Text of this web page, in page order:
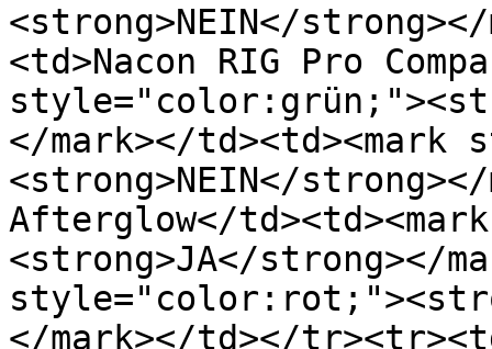
<strong>NEIN</
<td>Nacon RIG Pro
</mark>﻿</
<strong>NEIN</
Afterglow</
<strong>JA</strong></
</mark>﻿</td></